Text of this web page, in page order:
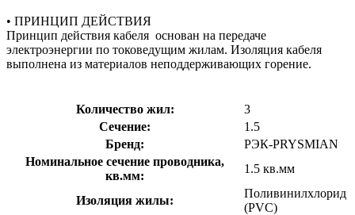
• ПРИНЦИП ДЕЙСТВИЯ
Принцип действия кабеля основан на передаче
электроэнергии по токоведущим жилам. Изоляция кабеля
выполнена из материалов неподдерживающих горение.
Количество жил:
3
Сечение:
1.5
Бренд:
РЭК-PRYSMIAN
Номинальное сечение проводника,
кв.мм:
1.5 кв.мм
Изоляция жилы:
Поливинилхлорид
(PVC)